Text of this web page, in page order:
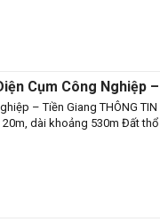
Cụm Công Nghiệp –
– Tiền Giang THÔNG TIN
20m, dài khoảng 530m Đất